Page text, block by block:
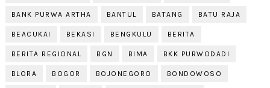
BANK PURWA ARTHA BANTUL BATANG BATU RAJA
BEACUKAI BEKASI BENGKULU BERITA
BERITA REGIONAL BGN BIMA BKK PURWODADI
BLORA BOGOR BOJONEGORO BONDOWOSO